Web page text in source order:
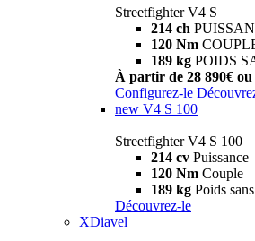
Streetfighter V4 S
214 ch
120 Nm
189 kg POIDS
À partir de 28 890€ ou
Configurez-le
new V4 S 100
Streetfighter V4 S 100
214 cv Puissance
120 Nm Couple
189 kg Poids
Découvrez-le
XDiavel